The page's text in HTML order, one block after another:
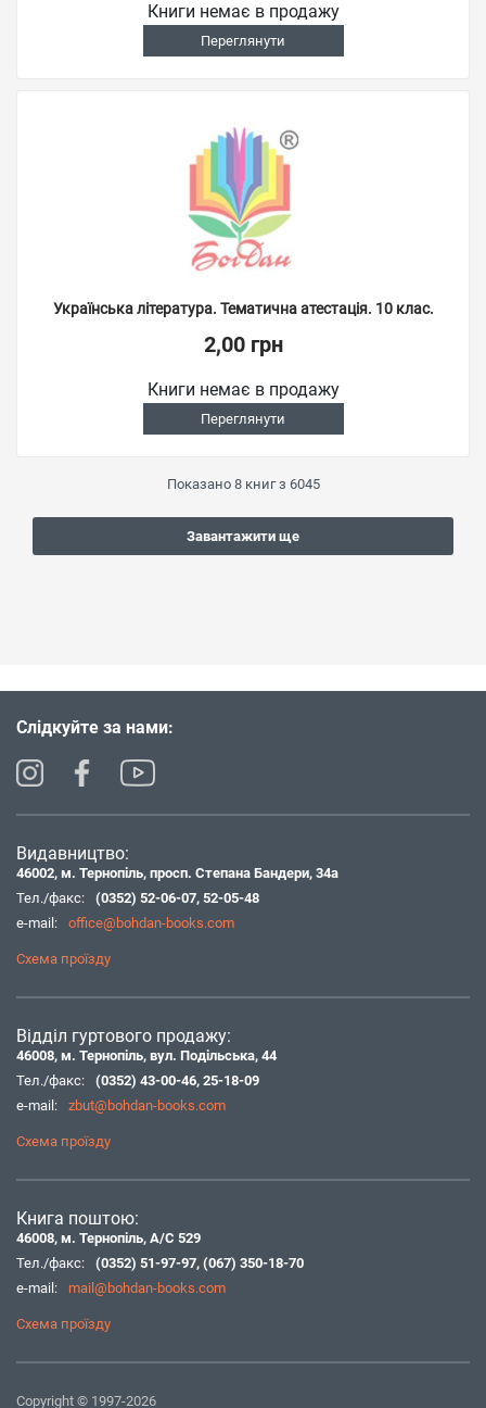
Книги немає в продажу
Переглянути
Українська література. Тематична атестація. 10 клас.
2,00 грн
Книги немає в продажу
Переглянути
Показано 8книг з 6045
Завантажити ще
Слідкуйте за нами:
Видавництво:
46002, м. Тернопіль, просп. Степана Бандери, 34а
Тел./факс:
(0352) 52-06-07, 52-05-48
e-mail:
office@bohdan-books.com
Схема проїзду
Відділ гуртового продажу:
46008, м. Тернопіль, вул. Подільська, 44
Тел./факс:
(0352) 43-00-46, 25-18-09
e-mail:
zbut@bohdan-books.com
Схема проїзду
Книга поштою:
46008, м. Тернопіль, А/С 529
Тел./факс:
(0352) 51-97-97, (067) 350-18-70
e-mail:
mail@bohdan-books.com
Схема проїзду
Copyright © 1997-2026